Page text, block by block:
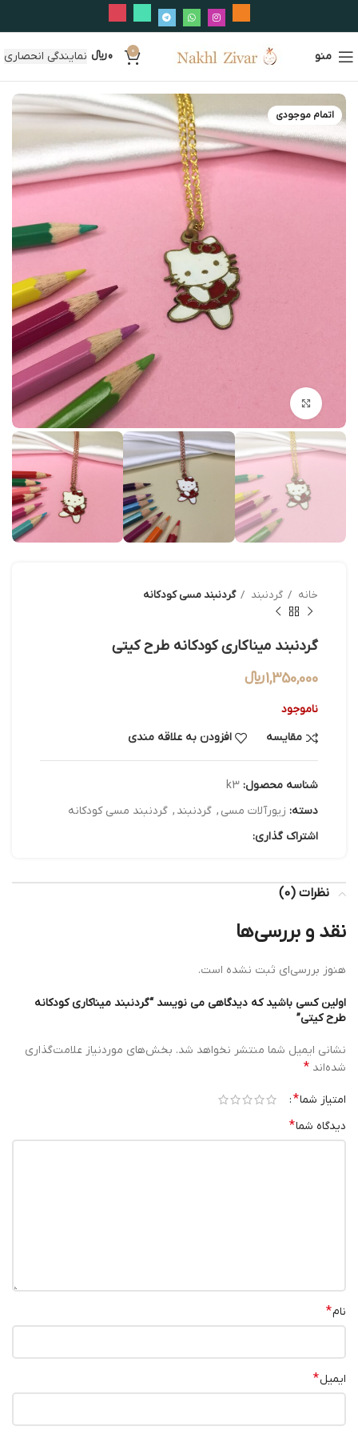
منو 0
0﷼ نمایندگی انحصاری
اتمام موجودی
خانه گردنبند گردنبند مسی کودکانه
گردنبند میناکاری کودکانه طرح کیتی
1,350,000﷼
ناموجود
مقایسه
افزودن به علاقه مندی
شناسه محصول: k3
دسته: زیورآلات مسی , گردنبند , گردنبند مسی کودکانه
اشتراک گذاری:
نظرات (0)
نقد و بررسی‌ها
هنوز بررسی‌ای ثبت نشده است.
اولین کسی باشید که دیدگاهی می نویسد “گردنبند میناکاری کودکانه
طرح کیتی”
نشانی ایمیل شما منتشر نخواهد شد. بخش‌های موردنیاز علامت‌گذاری
شده‌اند *
امتیاز شما*
دیدگاه شما*
نام*
ایمیل*